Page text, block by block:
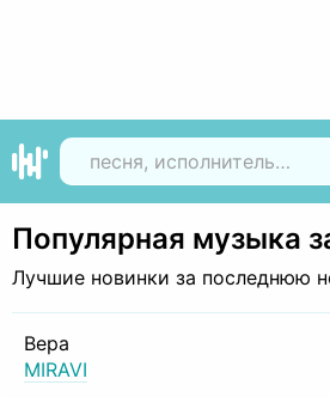
Популярная музыка
Лучшие новинки за последнюю
Вера
MIRAVI